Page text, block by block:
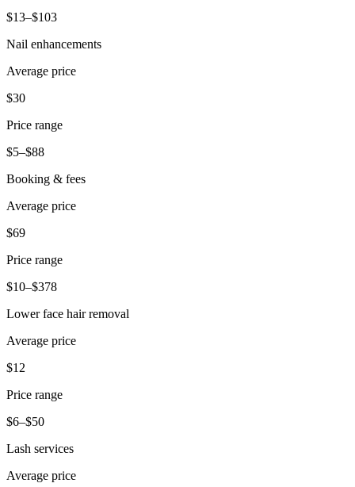
Pagos
Clientes
Personal
Desarrollador
Lo último
Descripción general
Tipos
Cafés
Servicio completo
Bares y cervecerías
$13–$103
Nail enhancements
Average price
$30
Price range
$5–$88
Booking & fees
Average price
$69
Price range
$10–$378
Lower face hair removal
Average price
$12
Price range
$6–$50
Lash services
Average price